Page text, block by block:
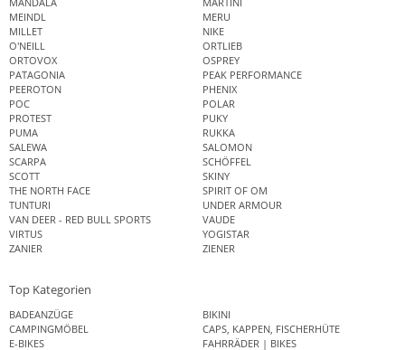
MEINDL
MERU
MILLET
NIKE
O'NEILL
ORTLIEB
ORTOVOX
OSPREY
PATAGONIA
PEAK PERFORMANCE
PEEROTON
PHENIX
POC
POLAR
PROTEST
PUKY
PUMA
RUKKA
SALEWA
SALOMON
SCARPA
SCHÖFFEL
SCOTT
SKINY
THE NORTH FACE
SPIRIT OF OM
TUNTURI
UNDER ARMOUR
VAN DEER - RED BULL SPORTS
VAUDE
VIRTUS
YOGISTAR
ZANIER
ZIENER
Top Kategorien
BADEANZÜGE
BIKINI
CAMPINGMÖBEL
CAPS, KAPPEN, FISCHERHÜTE
E-BIKES
FAHRRÄDER | BIKES